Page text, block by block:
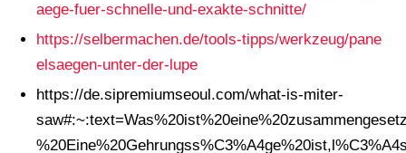
aege-fuer-schnelle-und-exakte-schnitte/
https://selbermachen.de/tools-tipps/werkzeug/pane
elsaegen-unter-der-lupe
https://de.sipremiumseoul.com/what-is-miter-